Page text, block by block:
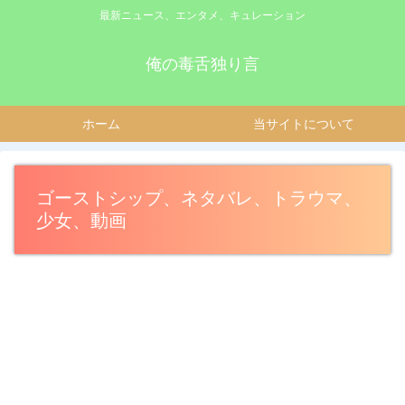
最新ニュース、エンタメ、キュレーション
俺の毒舌独り言
ホーム 当サイトについて
ゴーストシップ、ネタバレ、トラウマ、
少女、動画